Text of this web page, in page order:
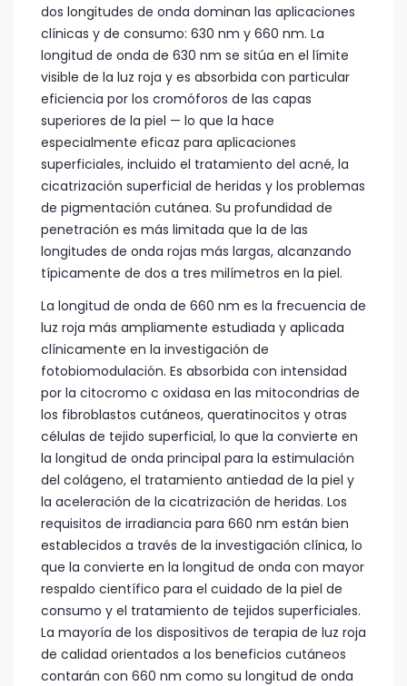
dos longitudes de onda dominan las aplicaciones
clínicas y de consumo: 630 nm y 660 nm. La
longitud de onda de 630 nm se sitúa en el límite
visible de la luz roja y es absorbida con particular
eficiencia por los cromóforos de las capas
superiores de la piel — lo que la hace
especialmente eficaz para aplicaciones
superficiales, incluido el tratamiento del acné, la
cicatrización superficial de heridas y los problemas
de pigmentación cutánea. Su profundidad de
penetración es más limitada que la de las
longitudes de onda rojas más largas, alcanzando
típicamente de dos a tres milímetros en la piel.
La longitud de onda de 660 nm es la frecuencia de
luz roja más ampliamente estudiada y aplicada
clínicamente en la investigación de
fotobiomodulación. Es absorbida con intensidad
por la citocromo c oxidasa en las mitocondrias de
los fibroblastos cutáneos, queratinocitos y otras
células de tejido superficial, lo que la convierte en
la longitud de onda principal para la estimulación
del colágeno, el tratamiento antiedad de la piel y
la aceleración de la cicatrización de heridas. Los
requisitos de irradiancia para 660 nm están bien
establecidos a través de la investigación clínica, lo
que la convierte en la longitud de onda con mayor
respaldo científico para el cuidado de la piel de
consumo y el tratamiento de tejidos superficiales.
La mayoría de los dispositivos de terapia de luz roja
de calidad orientados a los beneficios cutáneos
contarán con 660 nm como su longitud de onda